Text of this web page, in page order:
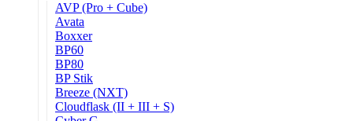
AVP (Pro + Cube)
Avata
Boxxer
BP60
BP80
BP Stik
Breeze (NXT)
Cloudflask (II + III + S)